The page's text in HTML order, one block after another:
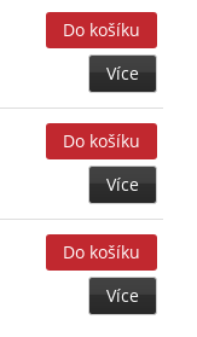
Více
Více
Více